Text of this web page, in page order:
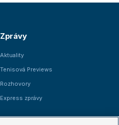
Zprávy
Aktuality
Tenisová Previews
Rozhovory
Express zprávy